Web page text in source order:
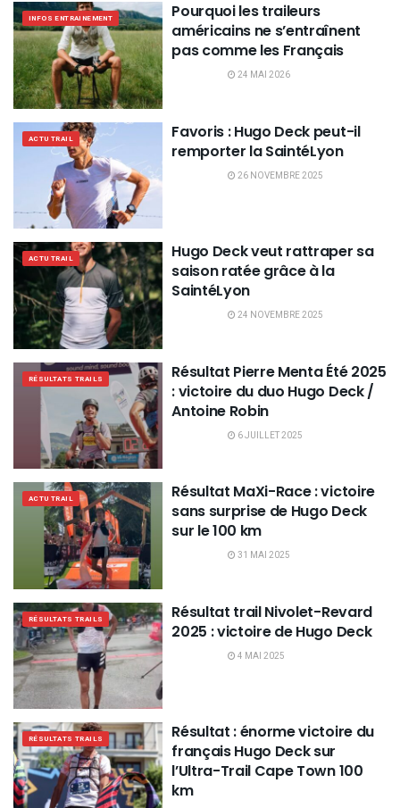
INFOS ENTRAINEMENT
Pourquoi les traileurs
américains ne s’entraînent
pas comme les Français
24 MAI 2026
ACTU TRAIL
Favoris : Hugo Deck peut-il
remporter la SaintéLyon
26 NOVEMBRE 2025
ACTU TRAIL
Hugo Deck veut rattraper sa
saison ratée grâce à la
SaintéLyon
24 NOVEMBRE 2025
RÉSULTATS TRAILS
Résultat Pierre Menta Été 2025
: victoire du duo Hugo Deck /
Antoine Robin
6 JUILLET 2025
ACTU TRAIL
Résultat MaXi-Race : victoire
sans surprise de Hugo Deck
sur le 100 km
31 MAI 2025
RÉSULTATS TRAILS
Résultat trail Nivolet-Revard
2025 : victoire de Hugo Deck
4 MAI 2025
RÉSULTATS TRAILS
Résultat : énorme victoire du
français Hugo Deck sur
l’Ultra-Trail Cape Town 100
km